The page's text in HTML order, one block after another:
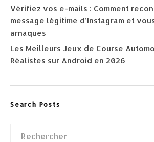
Vérifiez vos e-mails : Comment
message légitime d’Instagram et
arnaques
Les Meilleurs Jeux de Course
Réalistes sur Android en 2026
Search Posts